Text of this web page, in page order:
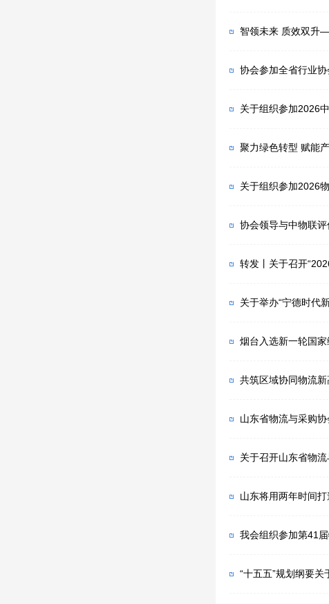
智领未来 质效双升
协会参加全省行业
关于组织参加2026
聚力绿色转型 赋能
关于组织参加2026
协会领导与中物联
转发丨关于召开
关于举办“宁德时代
烟台入选新一轮国
山东省物流与采购
关于召开山东省物
山东将用两年时间
我会组织参加第41
“十五五”规划纲要